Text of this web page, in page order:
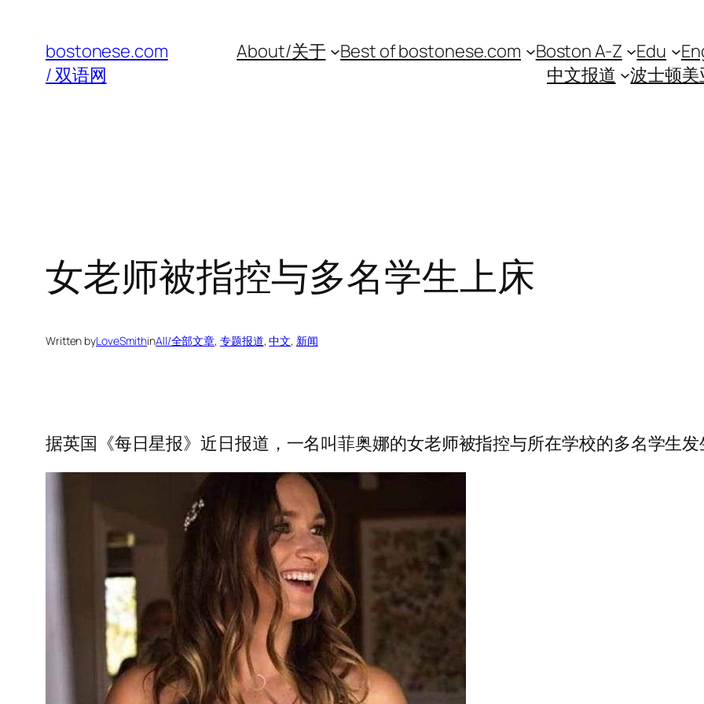
content
bostonese.com
/ 双语网
About/关于 Best of bostonese.com Boston A-Z Edu
中文报道
波士顿
女老师被指控与多名学生上床
Written byLoveSmithinAll/全部文章, 专题报道, 中文, 新闻
据英国《每日星报》近日报道，一名叫菲奥娜的女老师被指控与所在学校的多名学生发